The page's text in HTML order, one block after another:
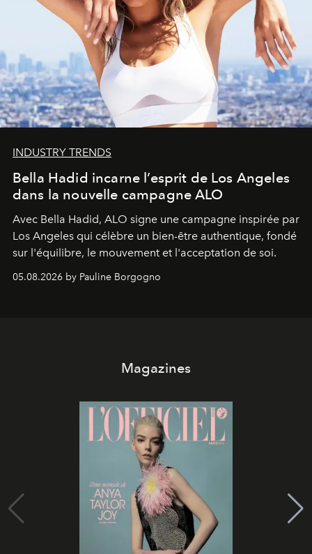
INDUSTRY TRENDS
Bella Hadid incarne l’esprit de Los Angeles
dans la nouvelle campagne ALO
Avec Bella Hadid, ALO signe une campagne inspirée par
Los Angeles qui célèbre un bien-être authentique, fondé
sur l'équilibre, le mouvement et l'acceptation de soi.
05.08.2026 by Pauline Borgogno
Magazines